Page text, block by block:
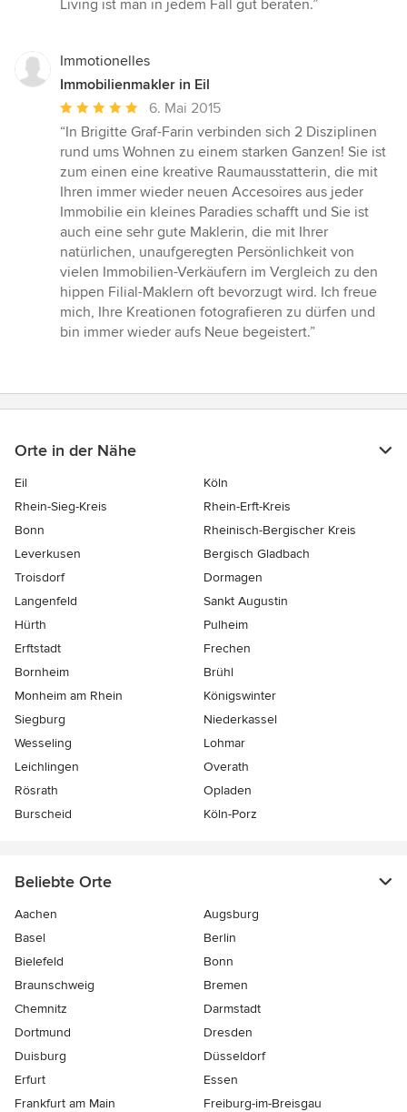
Living ist man in jedem Fall gut beraten.”
Immotionelles
Immobilienmakler in Eil
Durchschnittliche
Bewertung:
5
von
5
Sternen
6. Mai 2015
“In Brigitte Graf-Farin verbinden sich 2 Disziplinen
rund ums Wohnen zu einem starken Ganzen! Sie ist
zum einen eine kreative Raumausstatterin, die mit
Ihren immer wieder neuen Accesoires aus jeder
Immobilie ein kleines Paradies schafft und Sie ist
auch eine sehr gute Maklerin, die mit Ihrer
natürlichen, unaufgeregten Persönlichkeit von
vielen Immobilien-Verkäufern im Vergleich zu den
hippen Filial-Maklern oft bevorzugt wird. Ich freue
mich, Ihre Kreationen fotografieren zu dürfen und
bin immer wieder aufs Neue begeistert.”
Orte in der Nähe
Eil
Köln
Rhein-Sieg-Kreis
Rhein-Erft-Kreis
Bonn
Rheinisch-Bergischer Kreis
Leverkusen
Bergisch Gladbach
Troisdorf
Dormagen
Langenfeld
Sankt Augustin
Hürth
Pulheim
Erftstadt
Frechen
Bornheim
Brühl
Monheim am Rhein
Königswinter
Siegburg
Niederkassel
Wesseling
Lohmar
Leichlingen
Overath
Rösrath
Opladen
Burscheid
Köln-Porz
Beliebte Orte
Aachen
Augsburg
Basel
Berlin
Bielefeld
Bonn
Braunschweig
Bremen
Chemnitz
Darmstadt
Dortmund
Dresden
Duisburg
Düsseldorf
Erfurt
Essen
Frankfurt am Main
Freiburg-im-Breisgau